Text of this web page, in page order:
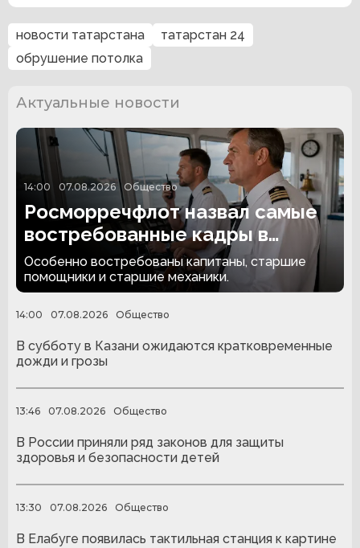
новости татарстана
татарстан 24
обрушение потолка
Актуальные новости
14:00 07.08.2026 Общество
Росморречфлот назвал самые
востребованные кадры в
отрасли
Особенно востребованы капитаны, старшие
помощники и старшие механики.
14:00 07.08.2026 Общество
В субботу в Казани ожидаются кратковременные
дожди и грозы
13:46 07.08.2026 Общество
В России приняли ряд законов для защиты
здоровья и безопасности детей
13:30 07.08.2026 Общество
В Елабуге появилась тактильная станция к картине